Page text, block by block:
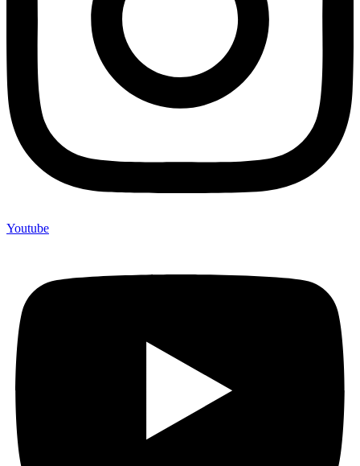
Youtube